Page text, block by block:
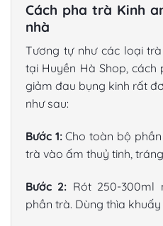
Cách pha trà Kinh
nhà
Tương tự như các loại
tại Huyền Hà Shop,
giảm đau bụng kinh rất
như sau:
Bước 1:Cho toàn bộ
trà vào ấm thuỷ tinh,
Bước 2: Rót 250-300ml
phần trà. Dùng thìa